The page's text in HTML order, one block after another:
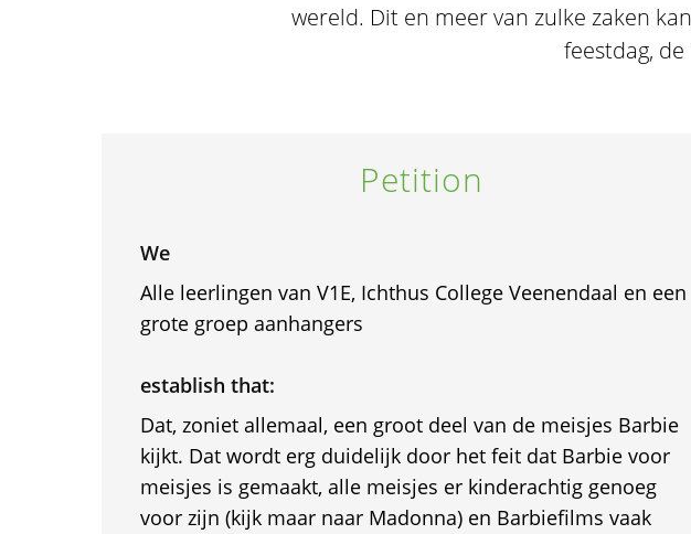
wereld. Dit en meer van zulke zaken
feestdag,
Petition
We
Alle leerlingen van V1E, Ichthus College Veenendaal en een
grote groep aanhangers
establish that:
Dat, zoniet allemaal, een groot deel van de meisjes Barbie
kijkt. Dat wordt erg duidelijk door het feit dat Barbie voor
meisjes is gemaakt, alle meisjes er kinderachtig genoeg
voor zijn (kijk maar naar Madonna) en Barbiefilms vaak